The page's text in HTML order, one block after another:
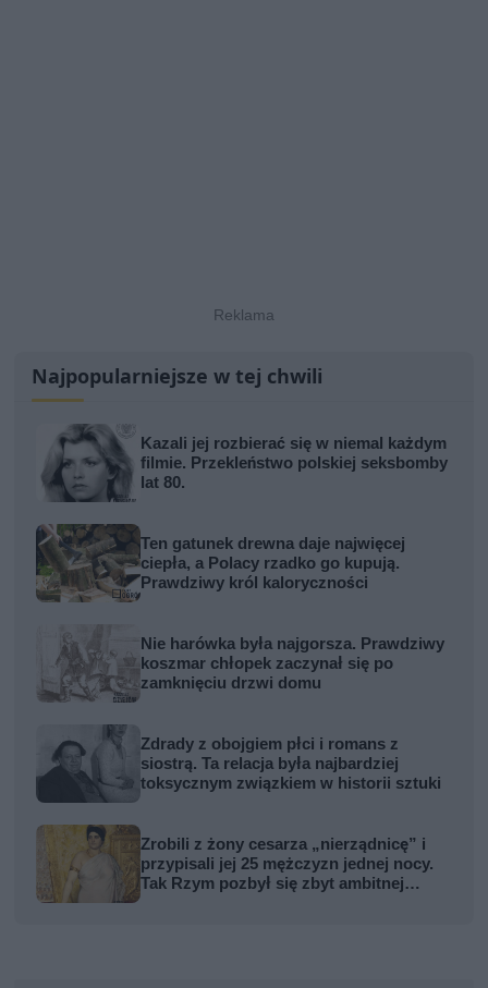
Najpopularniejsze w tej chwili
Kazali jej rozbierać się w niemal każdym
filmie. Przekleństwo polskiej seksbomby
lat 80.
Ten gatunek drewna daje najwięcej
ciepła, a Polacy rzadko go kupują.
Prawdziwy król kaloryczności
Nie harówka była najgorsza. Prawdziwy
koszmar chłopek zaczynał się po
zamknięciu drzwi domu
Zdrady z obojgiem płci i romans z
siostrą. Ta relacja była najbardziej
toksycznym związkiem w historii sztuki
Zrobili z żony cesarza „nierządnicę” i
przypisali jej 25 mężczyzn jednej nocy.
Tak Rzym pozbył się zbyt ambitnej